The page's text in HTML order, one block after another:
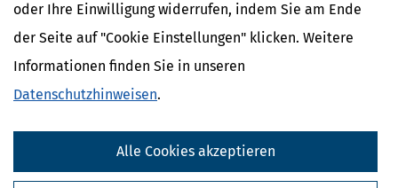
oder Ihre Einwilligung widerrufen, indem Sie am Ende
der Seite auf "Cookie Einstellungen" klicken. Weitere
Informationen finden Sie in unseren
Datenschutzhinweisen.
Alle Cookies akzeptieren
Familienkassen in Hessen
Nahe Finanzämter
Finanzamt Bad Schwalbach
Finanzamt Höchst
Finanzamt Hofheim am Taunus